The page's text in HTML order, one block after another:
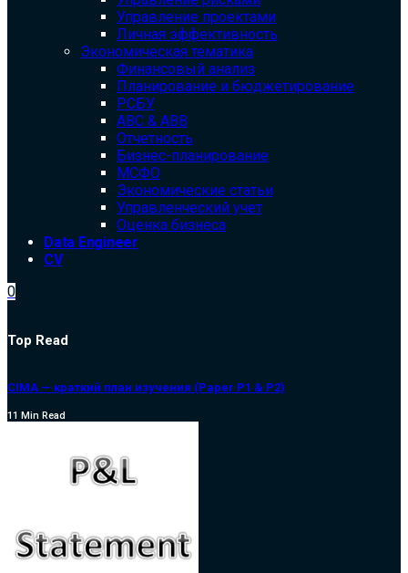
Управление проектами
Личная эффективность
Экономическая тематика
Финансовый анализ
Планирование и бюджетирование
РСБУ
ABC & ABB
Отчетность
Бизнес-планирование
МСФО
Экономические статьи
Управленческий учет
Оценка бизнеса
Data Engineer
CV
0
Top Read
CIMA — краткий план изучения (Paper P1 & P2)
11 Min Read